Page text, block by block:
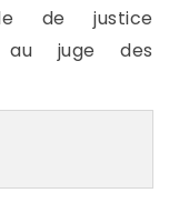
de justice
au juge des